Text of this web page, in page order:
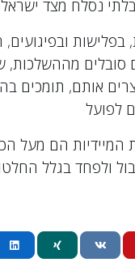
בפלישות
סובלים
אותם, תומכים
המיידיות הם מעל
ולפחד בגלל